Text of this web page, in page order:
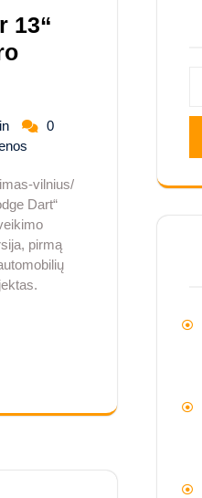
13“
0
vilnius/
Dart“
pirmą